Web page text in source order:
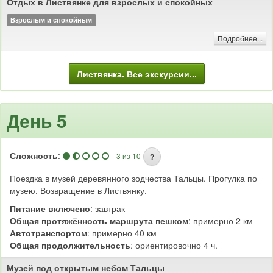
Где находится Листвянка?Листвянка - одно из самых известных мест
отдыха в Прибайкалье. Большинство туристов начинают знакомство с
Байкалом именно отсюда. Поселок находится всего в 65 километрах от
на автомобиле, автобусе или маршрутном такси. Дорога займет около
Взрослым и спокойным
Подробнее...
Листвянка. Все экскурсии...
День 5
Сложность: 3 из 10 ?
Поездка в музей деревянного зодчества Тальцы. Прогулка по
музею. Возвращение в Листвянку.
Питание включено: завтрак
Общая протяжённость маршрута пешком: примерно 2 км
Автотранспортом: примерно 40 км
Общая продолжительность: ориентировочно 4 ч.
Музей под открытым небом Тальцы